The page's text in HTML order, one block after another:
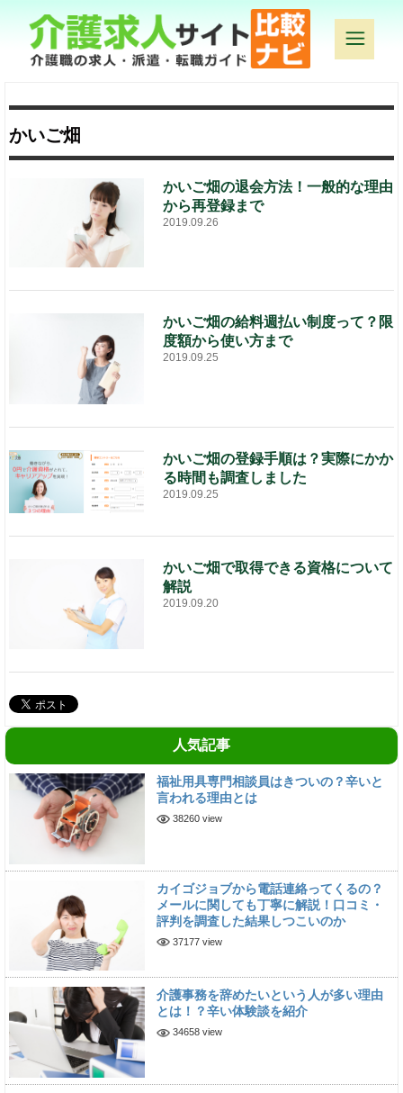
かいご畑
かいご畑の退会方法！一般的な理由
から再登録まで
2019.09.26
かいご畑の給料週払い制度って？限
度額から使い方まで
2019.09.25
かいご畑の登録手順は？実際にかか
る時間も調査しました
2019.09.25
かいご畑で取得できる資格について
解説
2019.09.20
人気記事
福祉用具専門相談員はきついの？辛いと
言われる理由とは
38260 view
カイゴジョブから電話連絡ってくるの？
メールに関しても丁寧に解説！口コミ・
評判を調査した結果しつこいのか
37177 view
介護事務を辞めたいという人が多い理由
とは！？辛い体験談を紹介
34658 view